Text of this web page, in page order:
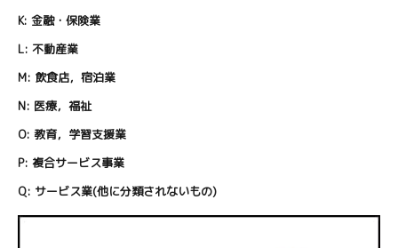
K: 金融・保険業
L: 不動産業
M: 飲食店，宿泊業
N: 医療，福祉
O: 教育，学習支援業
P: 複合サービス事業
Q: サービス業(他に分類されないもの)